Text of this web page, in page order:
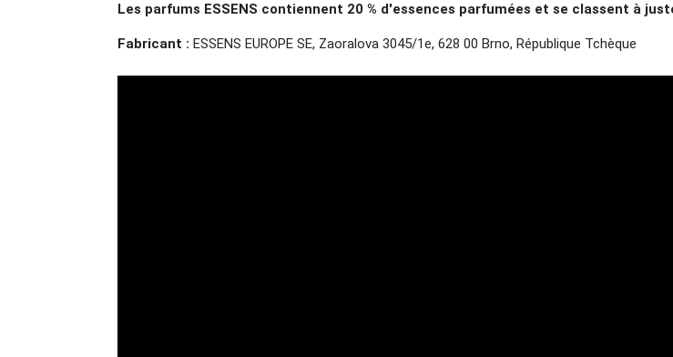
Les parfums ESSENS contiennent 20 % d'essences parfumées et se classent à
Fabricant : ESSENS EUROPE SE, Zaoralova 3045/1e, 628 00 Brno, République Tchèque